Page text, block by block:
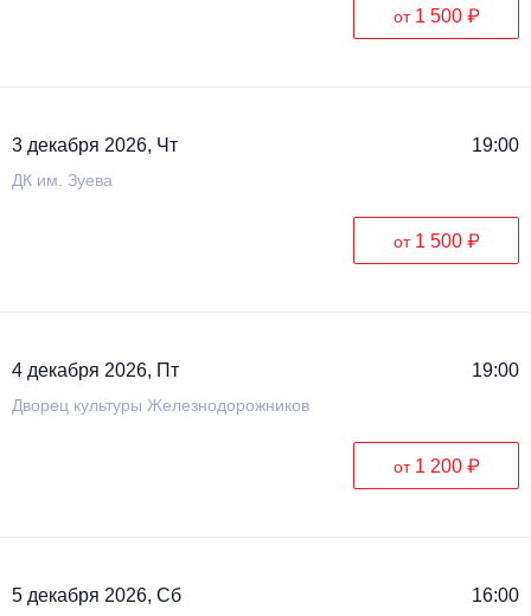
от 1 500 ₽
3 декабря 2026, Чт 19:00
ДК им. Зуева
от 1 500 ₽
4 декабря 2026, Пт 19:00
Дворец культуры Железнодорожников
от 1 200 ₽
5 декабря 2026, Сб 16:00